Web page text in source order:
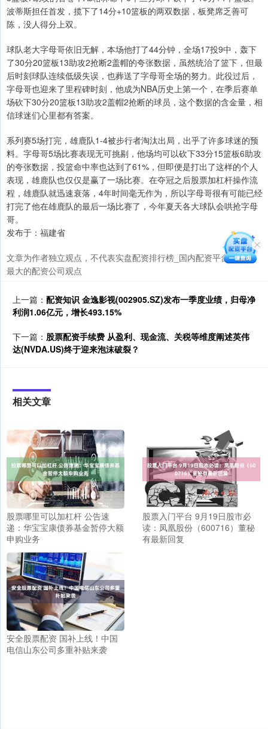
波蒂斯担任首发，揽下了14分+10篮板的两双数据，板凳席乏善可
陈，没人得分上双。
球队老大字母哥依旧无解，本场他打了44分钟，全场17投9中，轰下
了30分20篮板13助攻2抢断2盖帽的夸张数据，虽然统治了篮下，但最
后时刻球队连续低级失误，也葬送了字母哥全场的努力。此役过后，
字母哥也迎来了里程碑时刻，他成为NBA历史上第一个，在季后赛单
场砍下30分20篮板13助攻2盖帽2抢断的球员，这个数据的含金量，相
信球迷们心里都有答案。
系列赛5场打完，雄鹿队1-4被步行者淘汰出局，出乎了许多球迷的预
料。字母哥5场比赛表现无可挑剔，他场均可以砍下33分15篮板6助攻
的夸张数据，投篮命中率也达到了61%，但即便是打出了这样的个人
表现，雄鹿队也仅仅是赢了一场比赛。在夺冠之后股票加杠杆操作流
程，雄鹿队就迅速衰落，4年时间毫无作为，所以字母哥很有可能已经
打完了他在雄鹿队的最后一场比赛了，今年夏天各大球队会哄抢字母
哥。
发布于：福建省
文章为作者独立观点，不代表实盘配资排行榜_国内配资平台排行_
最大的配资公司观点
上一篇： 配资知识 金逸影视(002905.SZ)发布一季度业绩，归母净
利润1.06亿元，增长493.15%
下一篇： 股票配资手续费 从盈利、现金流、关税等维度阐述英伟
达(NVDA.US)终于迎来泡沫破裂？
相关文章
股票哪里可以加杠杆 公告速
递：华宝宝康债券基金暂停大额
申购业务
股票入门平台 9月19日股市必
读：凤凰股份（600716）董秘
有最新回复
安全股票配资 国补上线！中国
电信山东公司多重补贴来袭